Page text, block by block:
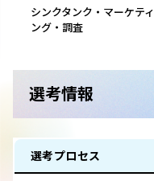
シンクタンク・マーケティ
ング・調査
選考情報
選考プロセス